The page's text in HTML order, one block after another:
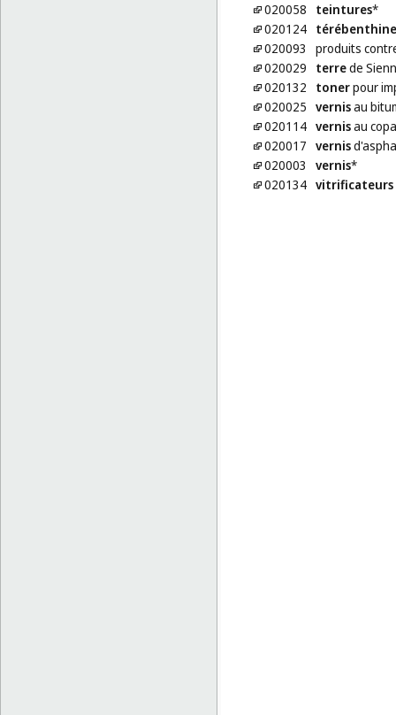
020058
teintures*
020124 térébenthine
020093
produits
020029
terrede
020132
tonerpour
020025 vernisau
020114 vernisau
020017 vernis
020003
vernis*
020134 vitrificateurs